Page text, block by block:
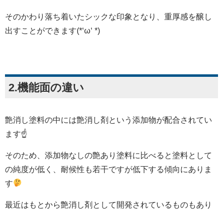
そのかわり落ち着いたシックな印象となり、重厚感を醸し
出すことができます(*‘ω‘ *)
2.機能面の違い
艶消し塗料の中には艶消し剤という添加物が配合されてい
ます☝
そのため、添加物なしの艶あり塗料に比べると塗料として
の純度が低く、耐候性も若干ですが低下する傾向にありま
す
最近はもとから艶消し剤として開発されているものもあり